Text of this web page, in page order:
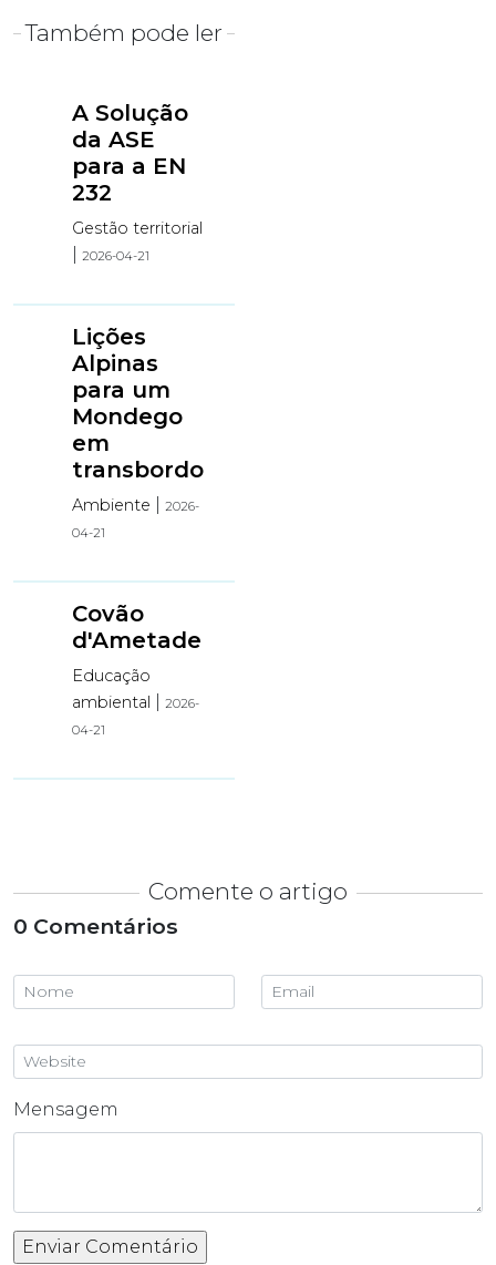
Também pode ler
A Solução
da ASE
para a EN
232
Gestão territorial
|2026-04-21
Lições
Alpinas
para um
Mondego
em
transbordo
Ambiente |2026-
04-21
Covão
d'Ametade
Educação
ambiental
|2026-
04-21
Comente o artigo
0 Comentários
Mensagem